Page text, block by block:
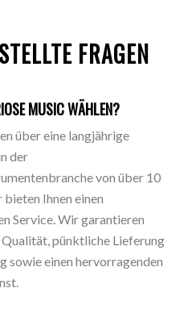
FRAGEN
MUSIC WÄHLEN?
über eine langjährige
der
von über 10
bieten Ihnen einen
Service. Wir garantieren
Qualität, pünktliche Lieferung
sowie einen hervorragenden